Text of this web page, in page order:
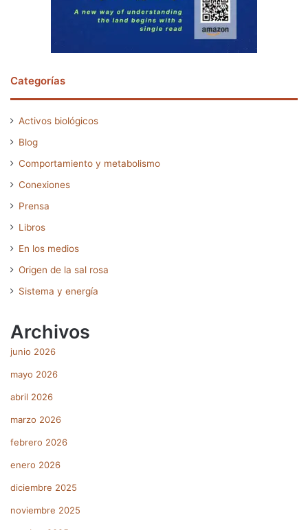
Categorías
Activos biológicos
Blog
Comportamiento y metabolismo
Conexiones
Prensa
Libros
En los medios
Origen de la sal rosa
Sistema y energía
Archivos
junio 2026
mayo 2026
abril 2026
marzo 2026
febrero 2026
enero 2026
diciembre 2025
noviembre 2025